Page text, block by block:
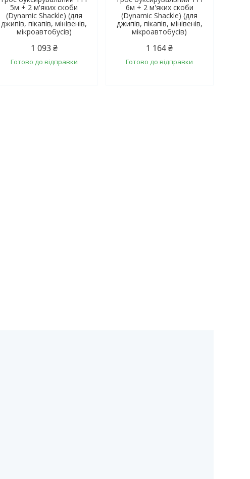
5м + 2 м'яких скоби
(Dynamic Shackle) (для
джипів, пікапів, мінівенів,
мікроавтобусів)
1 093 ₴
Готово до відправки
6м + 2 м'яких скоби
(Dynamic Shackle) (для
джипів, пікапів, мінівенів,
мікроавтобусів)
1 164 ₴
Готово до відправки